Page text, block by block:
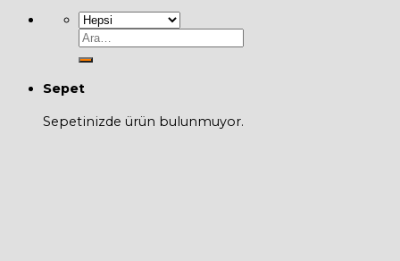
Ara:
Sepet
Sepetinizde ürün bulunmuyor.